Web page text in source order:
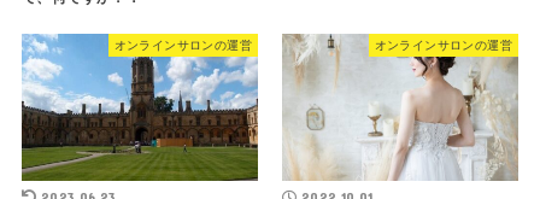
オンラインサロンの運営 オンラインサロンの運営